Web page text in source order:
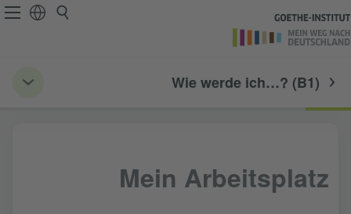
Wie werde ich…? (B1)
Mein Arbeitsplatz